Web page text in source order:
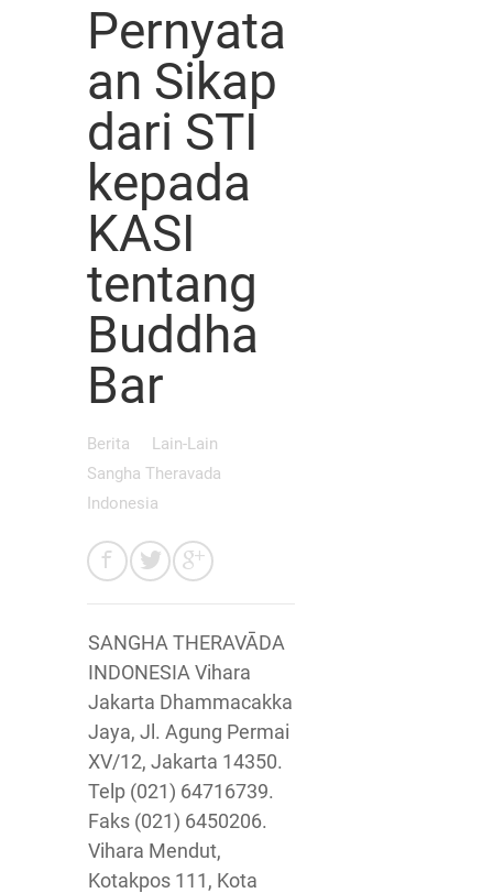
Pernyata
an Sikap
dari STI
kepada
KASI
tentang
Buddha
Bar
Berita
Lain-Lain
Sangha Theravada
Indonesia
SANGHA THERAVĀDA
INDONESIA Vihara
Jakarta Dhammacakka
Jaya, Jl. Agung Permai
XV/12, Jakarta 14350.
Telp (021) 64716739.
Faks (021) 6450206.
Vihara Mendut,
Kotakpos 111, Kota